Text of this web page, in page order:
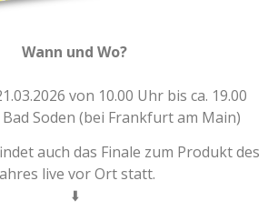
Wann und Wo?
von 10.00 Uhr bis ca. 19.00
Soden (bei Frankfurt am Main)
auch das Finale zum Produkt des
live vor Ort statt.
⬇️